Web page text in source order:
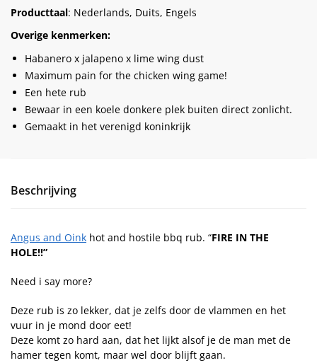
Producttaal: Nederlands, Duits, Engels
Overige kenmerken:
Habanero x jalapeno x lime wing dust
Maximum pain for the chicken wing game!
Een hete rub
Bewaar in een koele donkere plek buiten direct zonlicht.
Gemaakt in het verenigd koninkrijk
Beschrijving
Angus and Oink hot and hostile bbq rub. “FIRE IN THE
HOLE!!”
Need i say more?
Deze rub is zo lekker, dat je zelfs door de vlammen en het
vuur in je mond door eet!
Deze komt zo hard aan, dat het lijkt alsof je de man met de
hamer tegen komt, maar wel door blijft gaan.